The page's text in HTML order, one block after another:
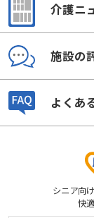
介護ニ
施設の
よくあ
シニア向
快